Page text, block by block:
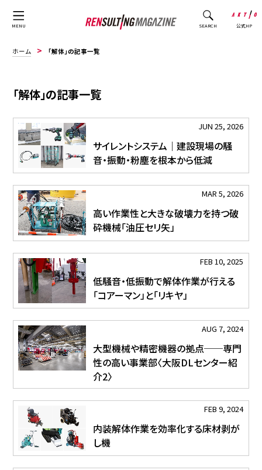
MENU SEARCH 公式HP
ホーム 「解体」の記事一覧
「解体」の記事一覧
JUN 25, 2026
サイレントシステム｜建設現場の騒
音・振動・粉塵を根本から低減
MAR 5, 2026
高い作業性と大きな破壊力を持つ破
砕機械「油圧セリ矢」
FEB 10, 2025
低騒音・低振動で解体作業が行える
「コアーマン」と「リキヤ」
AUG 7, 2024
大型機械や精密機器の拠点──専門
性の高い事業部〈大阪DLセンター紹
介2〉
FEB 9, 2024
内装解体作業を効率化する床材剥が
し機